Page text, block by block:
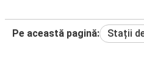
Pe această pagină: Stații